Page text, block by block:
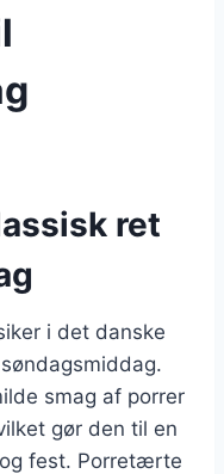
ret
i det danske
smag af porrer
gør den til en
fest. Porretærte